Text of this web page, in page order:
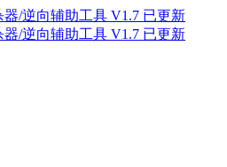
/逆向辅助工具 V1.7 已更新
/逆向辅助工具 V1.7 已更新